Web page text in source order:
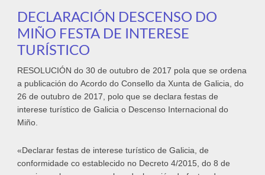
DECLARACIÓN DESCENSO DO
MIÑO FESTA DE INTERESE
TURÍSTICO
RESOLUCIÓN do 30 de outubro de 2017 pola que se ordena
a publicación do Acordo do Consello da Xunta de Galicia, do
26 de outubro de 2017, polo que se declara festas de
interese turístico de Galicia o Descenso Internacional do
Miño.
«Declarar festas de interese turístico de Galicia, de
conformidade co establecido no Decreto 4/2015, do 8 de